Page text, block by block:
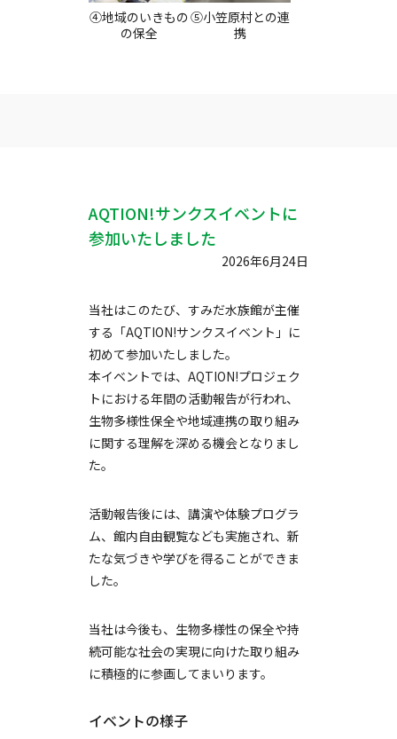
④地域のいきもの
の保全
⑤小笠原村との連
携
AQTION!サンクスイベントに
参加いたしました
2026年6月24日
当社はこのたび、すみだ水族館が主催
する「AQTION!サンクスイベント」に
初めて参加いたしました。
本イベントでは、AQTION!プロジェク
トにおける年間の活動報告が行われ、
生物多様性保全や地域連携の取り組み
に関する理解を深める機会となりまし
た。
活動報告後には、講演や体験プログラ
ム、館内自由観覧なども実施され、新
たな気づきや学びを得ることができま
した。
当社は今後も、生物多様性の保全や持
続可能な社会の実現に向けた取り組み
に積極的に参画してまいります。
イベントの様子